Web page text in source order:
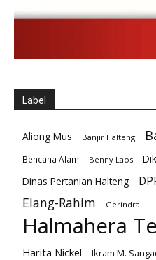
Label
Aliong Mus Banjir Halteng
Bencana Alam Benny Laos
Dinas Pertanian Halteng
Elang-Rahim Gerindra
Halmahera
Harita Nickel Ikram M.